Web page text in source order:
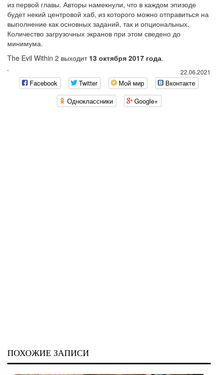
из первой главы. Авторы намекнули, что в каждом эпизоде
будет некий центровой хаб, из которого можно отправиться на
выполнение как основных заданий, так и опциональных.
Количество загрузочных экранов при этом сведено до
минимума.
The Evil Within 2 выходит 13 октября 2017 года.
22.06.2021
`
Facebook Twitter Мой мир
Вконтакте
Одноклассники
Google+
ПОХОЖИЕ ЗАПИСИ